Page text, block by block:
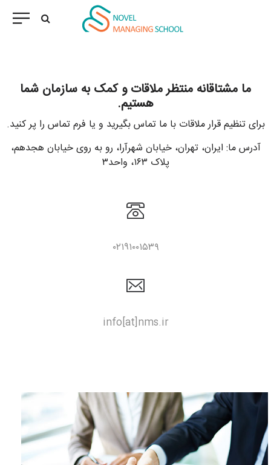
ما مشتاقانه منتظر ملاقات و کمک به سازمان شما
هستیم.
برای تنظیم قرار ملاقات با ما تماس بگیرید و یا فرم تماس را پر کنید.
آدرس ما: ایران، تهران، خیابان شهرآرا، رو به روی خیابان هجدهم،
پلاک ۱۶۳، واحد۳
۰۲۱٩۱۰۰١۵٣۹
info[at]nms.ir